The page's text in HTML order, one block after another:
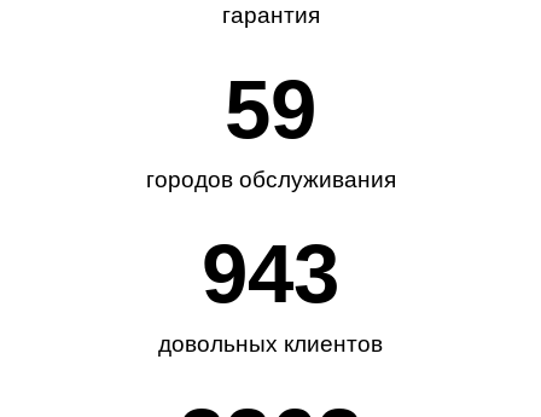
гарантия
городов обслуживания
62
довольных клиентов
985